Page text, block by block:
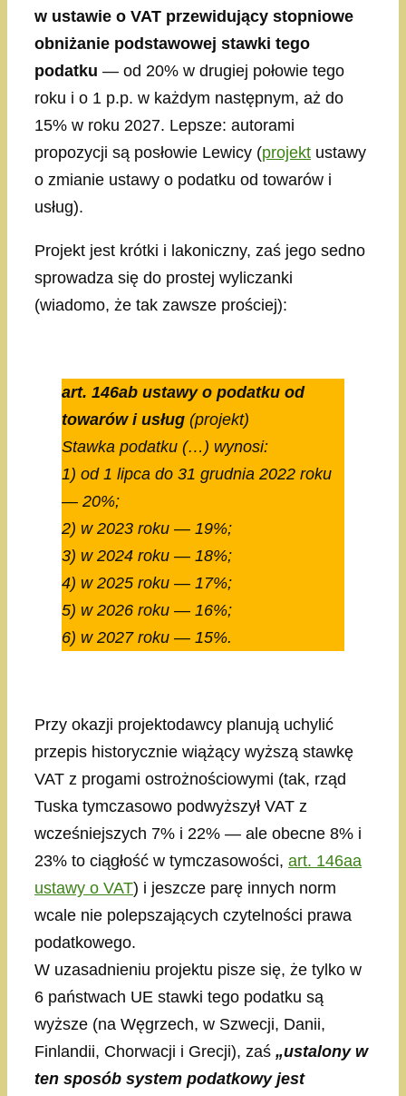
w ustawie o VAT przewidujący stopniowe
obniżanie podstawowej stawki tego
podatku — od 20% w drugiej połowie tego
roku i o 1 p.p. w każdym następnym, aż do
15% w roku 2027. Lepsze: autorami
propozycji są posłowie Lewicy (projekt ustawy
o zmianie ustawy o podatku od towarów i
usług).
Projekt jest krótki i lakoniczny, zaś jego sedno
sprowadza się do prostej wyliczanki
(wiadomo, że tak zawsze prościej):
art. 146ab ustawy o podatku od
towarów i usług (projekt)
Stawka podatku (…) wynosi:
1) od 1 lipca do 31 grudnia 2022 roku
— 20%;
2) w 2023 roku — 19%;
3) w 2024 roku — 18%;
4) w 2025 roku — 17%;
5) w 2026 roku — 16%;
6) w 2027 roku — 15%.
Przy okazji projektodawcy planują uchylić
przepis historycznie wiążący wyższą stawkę
VAT z progami ostrożnościowymi (tak, rząd
Tuska tymczasowo podwyższył VAT z
wcześniejszych 7% i 22% — ale obecne 8% i
23% to ciągłość w tymczasowości, art. 146aa
ustawy o VAT) i jeszcze parę innych norm
wcale nie polepszających czytelności prawa
podatkowego.
W uzasadnieniu projektu pisze się, że tylko w
6 państwach UE stawki tego podatku są
wyższe (na Węgrzech, w Szwecji, Danii,
Finlandii, Chorwacji i Grecji), zaś „ustalony w
ten sposób system podatkowy jest